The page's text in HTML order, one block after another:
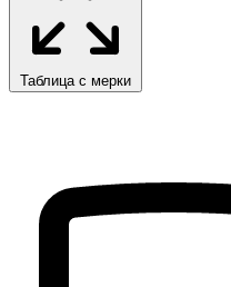
Таблица с мерки